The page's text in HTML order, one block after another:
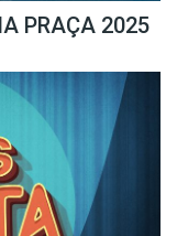
PRAÇA 2025